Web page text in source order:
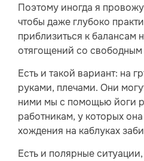
Поэтому иногда я
чтобы даже глубоко
приблизиться к балансам
отягощений со
Есть и такой вариант: на
руками, плечами. Они
ними мы с помощью йоги
работникам, у которых
хождения на каблуках
Есть и полярные